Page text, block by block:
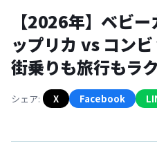
【2026年】ベビ
ップリカ vs コンビ
街乗りも旅行もラ
シェア: X Facebook